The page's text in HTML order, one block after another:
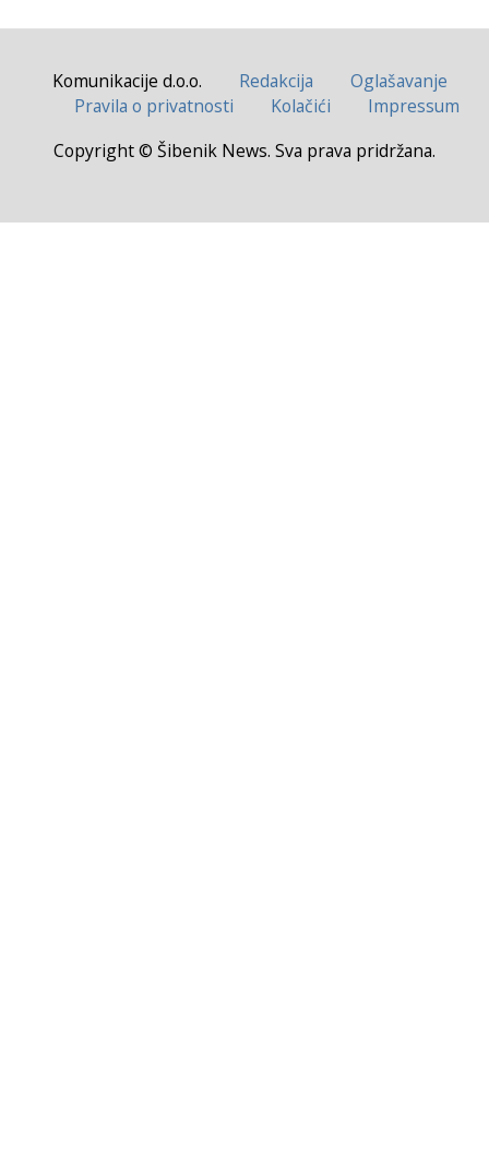
Komunikacije d.o.o. Redakcija
Oglašavanje
Pravila o privatnosti
Kolačići
Impressum
Copyright © Šibenik News. Sva prava pridržana.